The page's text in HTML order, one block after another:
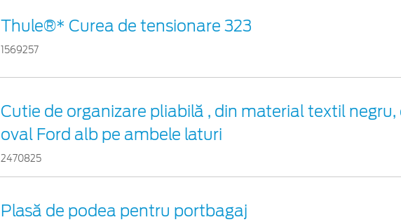
Thule®* Curea de tensionare 323
1569257
Cutie de organizare pliabilă , din material textil negru,
oval Ford alb pe ambele laturi
2470825
Plasă de podea pentru portbagaj